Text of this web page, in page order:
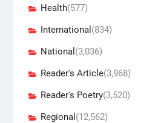
Health(577)
International (834)
National (3,036)
Reader's Article(3,968)
Reader's Poetry(3,520)
Regional (12,562)